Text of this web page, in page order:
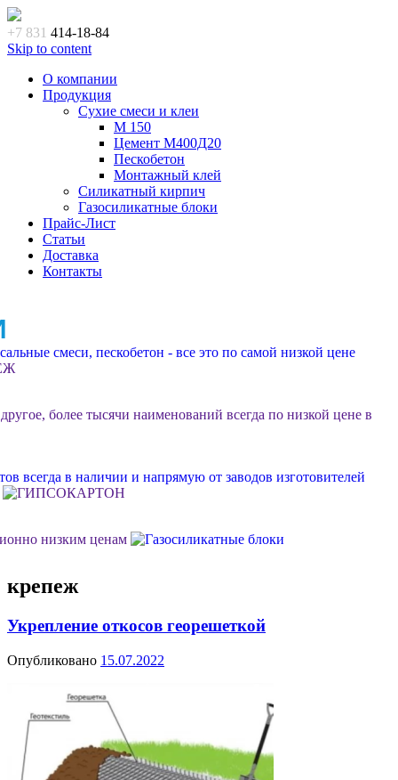
+7 831 414-18-84
Skip to content
О компании
Продукция
Сухие смеси и клеи
M 150
Цемент М400Д20
Пескобетон
Монтажный клей
Силикатный кирпич
Газосиликатные блоки
Прайс-Лист
Статьи
Доставка
Контакты
смеси, пескобетон - все это по самой низкой цене
более тысячи наименований всегда по низкой цене в
всегда в наличии и напрямую от заводов изготовителей
низким ценам
или объект, возможна разгрузка, фурные поставки еще
качественной и недорогой отделки фасада
крепеж
Укрепление откосов георешеткой
Опубликовано 15.07.2022